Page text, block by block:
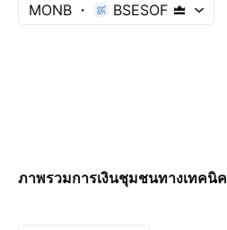
MONB BSESOF
ภาพรวมการเงินชุมชนทางเทคนิค